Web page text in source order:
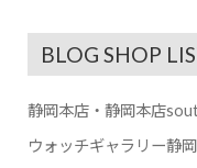
BLOG SHOP
静岡本店・静岡本店
ウォッチギャラリー静